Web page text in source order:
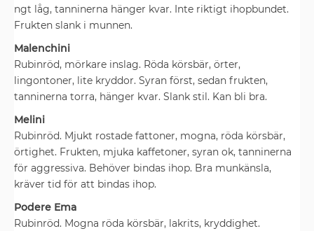
ngt låg, tanninerna hänger kvar. Inte riktigt ihopbundet.
Frukten slank i munnen.
Malenchini
Rubinröd, mörkare inslag. Röda körsbär, örter,
lingontoner, lite kryddor. Syran först, sedan frukten,
tanninerna torra, hänger kvar. Slank stil. Kan bli bra.
Melini
Rubinröd. Mjukt rostade fattoner, mogna, röda körsbär,
örtighet. Frukten, mjuka kaffetoner, syran ok, tanninerna
för aggressiva. Behöver bindas ihop. Bra munkänsla,
kräver tid för att bindas ihop.
Podere Ema
Rubinröd. Mogna röda körsbär, lakrits, kryddighet.